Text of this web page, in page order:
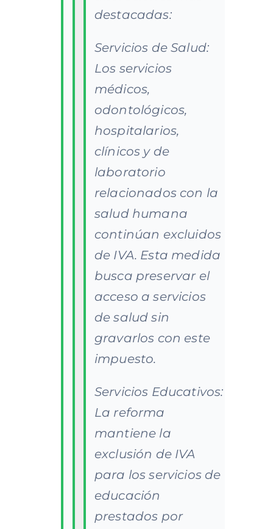
destacadas:
Servicios de Salud:
Los servicios
médicos,
odontológicos,
hospitalarios,
clínicos y de
laboratorio
relacionados con la
salud humana
continúan excluidos
de IVA. Esta medida
busca preservar el
acceso a servicios
de salud sin
gravarlos con este
impuesto.
Servicios Educativos:
La reforma
mantiene la
exclusión de IVA
para los servicios de
educación
prestados por